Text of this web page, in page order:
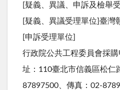
[疑義、異議、申訴及檢舉
[疑義、異議受理單位]臺灣
[申訴受理單位]
行政院公共工程委員會採
址：110臺北市信義區松仁
87897500、傳真：02-